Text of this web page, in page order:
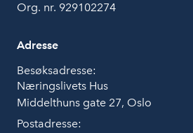
Org. nr. 929102274
Adresse
Besøksadresse:
Næringslivets Hus
Middelthuns gate 27, Oslo
Postadresse: